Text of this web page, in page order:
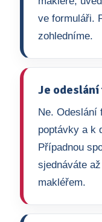
ve formuláři.
zohledníme.
Je
Ne. Odeslání
poptávky a k
Případnou
sjednáváte
makléřem.